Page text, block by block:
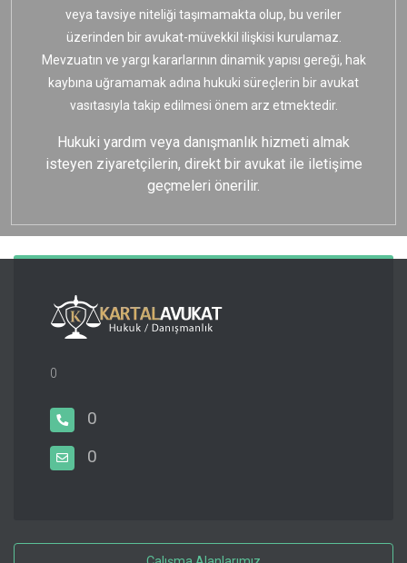
veya tavsiye niteliği taşımamakta olup, bu veriler
üzerinden bir avukat-müvekkil ilişkisi kurulamaz.
Mevzuatın ve yargı kararlarının dinamik yapısı gereği, hak
kaybına uğramamak adına hukuki süreçlerin bir avukat
vasıtasıyla takip edilmesi önem arz etmektedir.
Hukuki yardım veya danışmanlık hizmeti almak
isteyen ziyaretçilerin, direkt bir avukat ile iletişime
geçmeleri önerilir.
0
0
0